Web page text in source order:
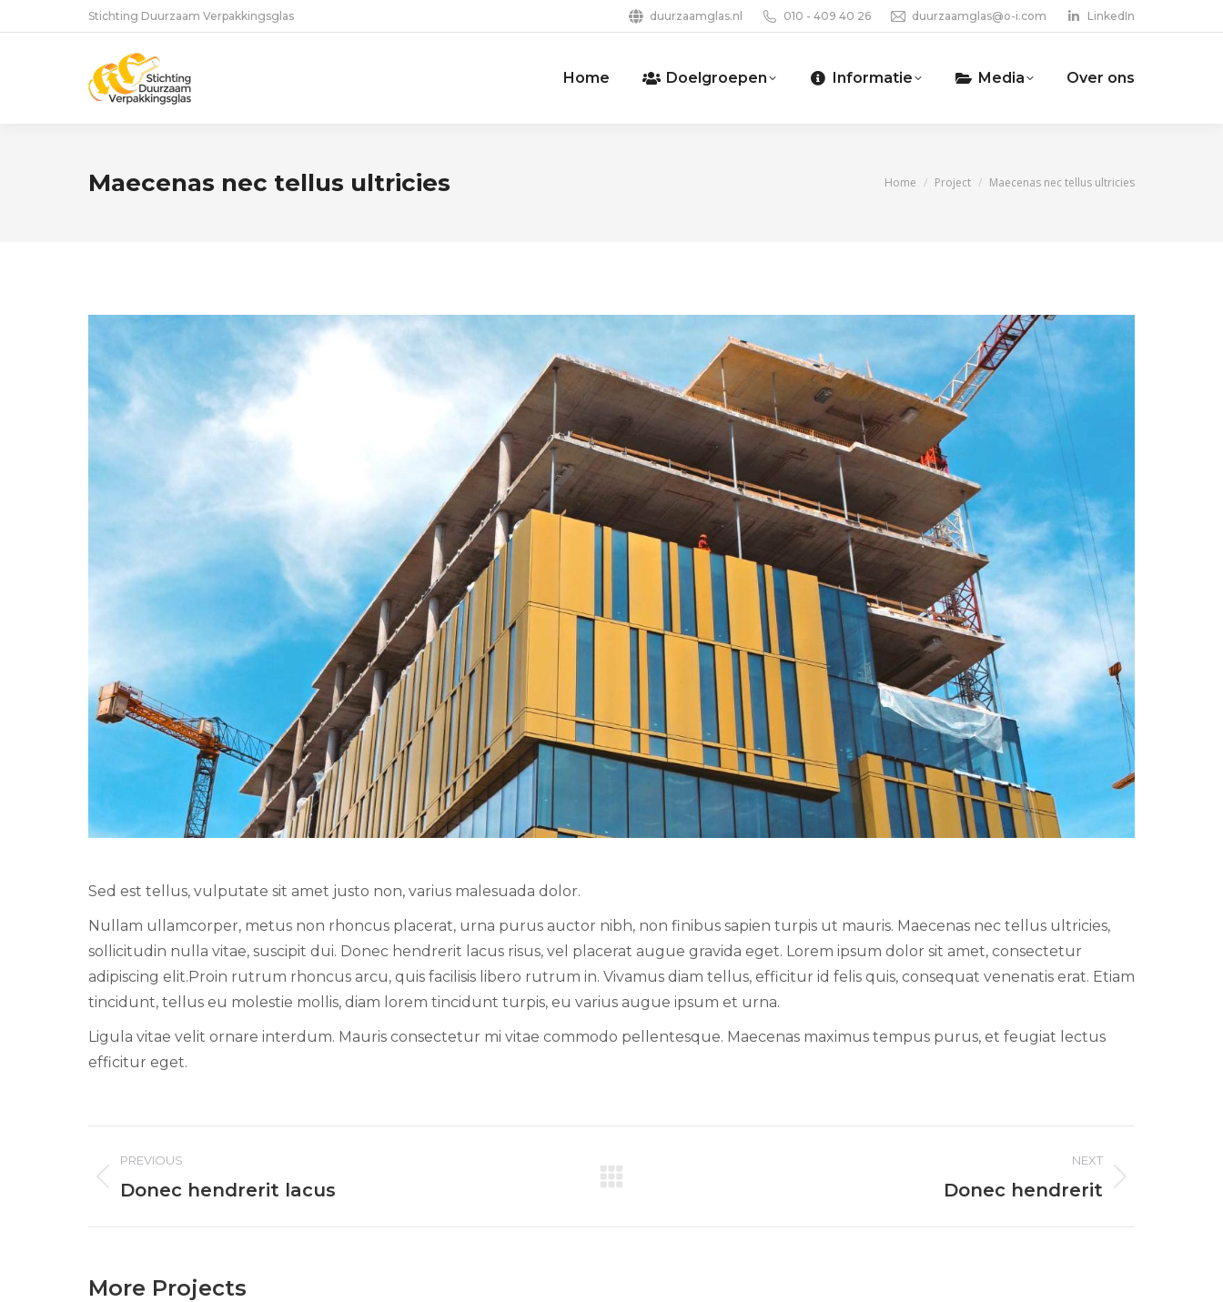
Stichting Duurzaam Verpakkingsglas duurzaamglas.nl 010 - 409 40 26 duurzaamglas@o-i.com LinkedIn
Home Doelgroepen Informatie Media Over ons
Maecenas nec tellus ultricies Je bent hier:
Home Project Maecenas nec tellus ultricies
Sed est tellus, vulputate sit amet justo non, varius malesuada dolor.
Nullam ullamcorper, metus non rhoncus placerat, urna purus auctor nibh, non finibus sapien turpis ut mauris. Maecenas nec tellus ultricies,
sollicitudin nulla vitae, suscipit dui. Donec hendrerit lacus risus, vel placerat augue gravida eget. Lorem ipsum dolor sit amet, consectetur
adipiscing elit.Proin rutrum rhoncus arcu, quis facilisis libero rutrum in. Vivamus diam tellus, efficitur id felis quis, consequat venenatis erat. Etiam
tincidunt, tellus eu molestie mollis, diam lorem tincidunt turpis, eu varius augue ipsum et urna.
Ligula vitae velit ornare interdum. Mauris consectetur mi vitae commodo pellentesque. Maecenas maximus tempus purus, et feugiat lectus
efficitur eget.
Project
navigation
PREVIOUS
Previous
Donec hendrerit lacus
NEXT
Donec hendrerit
More Projects